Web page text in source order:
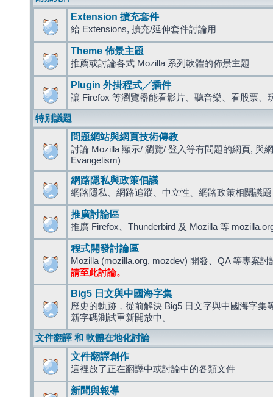
Extension 擴充套件
給 Extensions, 擴充/延伸套件討論用
Theme 佈景主題
推薦或討論各式 Mozilla 系列軟體的佈景主題
Plugin 外掛程式╱插件
讓 Firefox 等瀏覽器能看影片、聽音樂、看股票、
特別議題
問題網站與網頁技術傳教
討論 Mozilla 顯示/ 瀏覽/ 登入等有問題的網頁, 與
Evangelism)
網路隱私與政策倡議
網路隱私、網路追蹤、中立性、網路政策相關議題
推廣討論區
推廣 Firefox、Thunderbird 及 Mozilla 等
程式開發討論區
Mozilla (mozilla.org, mozdev) 開發、QA 等專案討
請至此討論。
Big5 日文與中國海字集
歷史的軌跡，從前解決 Big5 日文字與中國海字集
新字碼測試重新開放中。
文件翻譯 和 軟體在地化討論
文件翻譯創作
這裡放了正在翻譯中或討論中的各類文件
新聞與報導